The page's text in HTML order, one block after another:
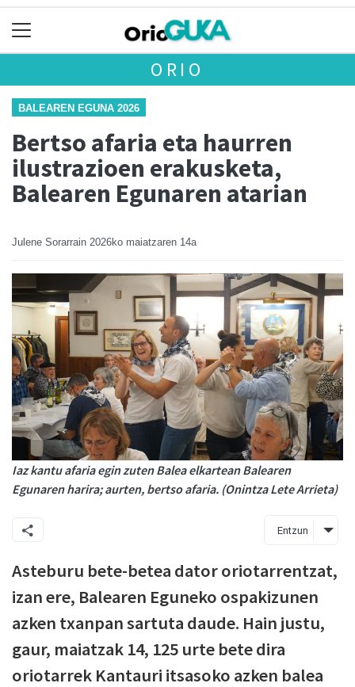
ORIO
BALEAREN EGUNA 2026
Bertso afaria eta haurren
ilustrazioen erakusketa,
Balearen Egunaren atarian
Julene Sorarrain 2026ko maiatzaren 14a
Iaz kantu afaria egin zuten Balea elkartean Balearen
Egunaren harira; aurten, bertso afaria. (Onintza Lete Arrieta)
Entzun
Asteburu bete-betea dator oriotarrentzat,
izan ere, Balearen Eguneko ospakizunen
azken txanpan sartuta daude. Hain justu,
gaur, maiatzak 14, 125 urte bete dira
oriotarrek Kantauri itsasoko azken balea